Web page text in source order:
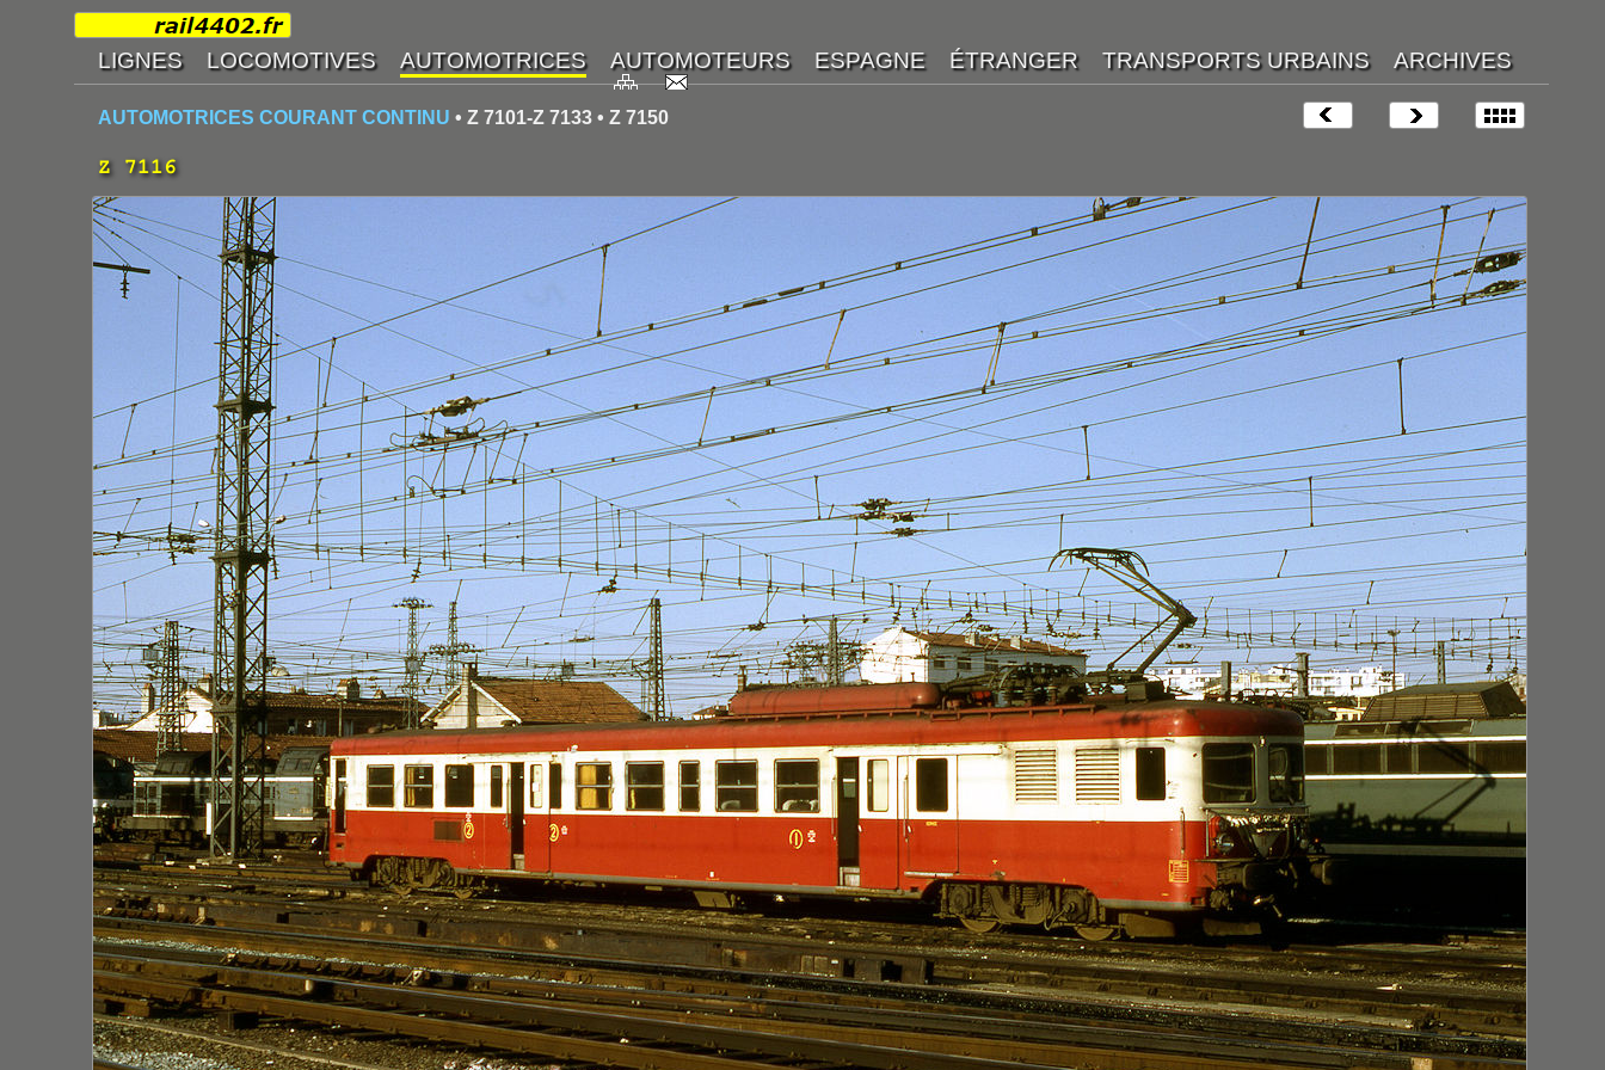
AUTOMOTRICES COURANT CONTINU • Z 7101-Z 7133 • Z 7150
Z 7116